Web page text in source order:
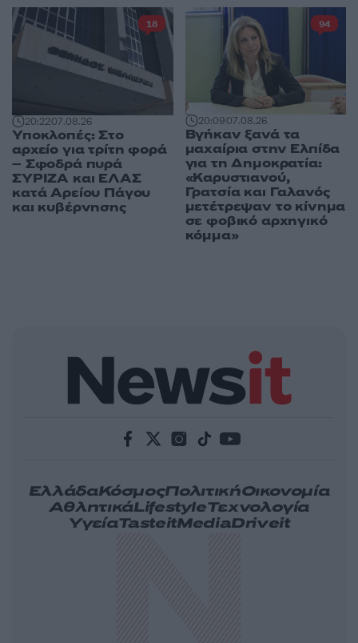
20:2207.08.26
Υποκλοπές: Στο
αρχείο για τρίτη φορά
– Σφοδρά πυρά
ΣΥΡΙΖΑ και ΕΛΑΣ
κατά Αρείου Πάγου
και κυβέρνησης
18
20:0907.08.26
Βγήκαν ξανά τα
μαχαίρια στην Ελπίδα
για τη Δημοκρατία:
«Καρυστιανού,
Γρατσία και Γαλανός
μετέτρεψαν το κίνημα
σε φοβικό αρχηγικό
κόμμα»
94
ΕλλάδαΚόσμοςΠολιτικήΟικονομία
ΑθλητικάLifestyleΤεχνολογία
ΥγείαTasteitMediaDriveit